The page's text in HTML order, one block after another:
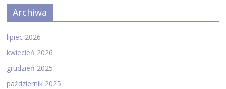
Archiwa
lipiec 2026
kwiecień 2026
grudzień 2025
październik 2025